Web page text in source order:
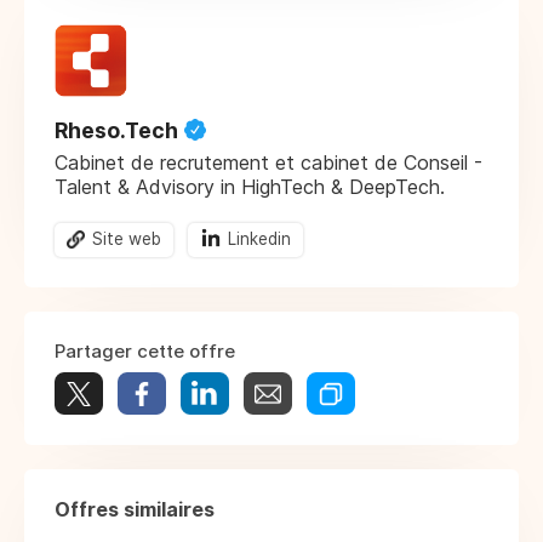
Rheso.Tech
Cabinet de recrutement et cabinet de Conseil -
Talent & Advisory in HighTech & DeepTech.
Site web Linkedin
Partager cette offre
Offres similaires